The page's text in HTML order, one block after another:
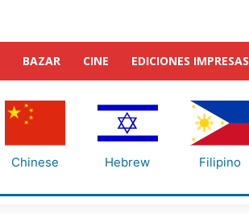
BAZAR CINE EDICIONES IMPRESAS
Chinese Hebrew Filipino